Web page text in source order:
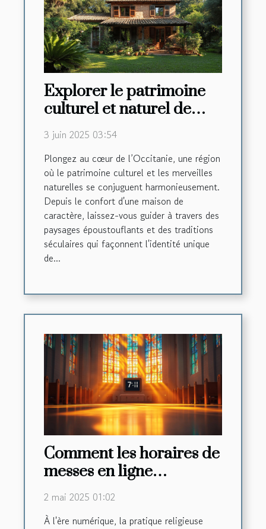
Explorer le patrimoine
culturel et naturel de
l'Occitanie depuis une
maison de caractère
3 juin 2025 03:54
Plongez au cœur de l’Occitanie, une région
où le patrimoine culturel et les merveilles
naturelles se conjuguent harmonieusement.
Depuis le confort d'une maison de
caractère, laissez-vous guider à travers des
paysages époustouflants et des traditions
séculaires qui façonnent l'identité unique
de...
Comment les horaires de
messes en ligne
renforcent la foi
communautaire
2 mai 2025 01:02
À l'ère numérique, la pratique religieuse